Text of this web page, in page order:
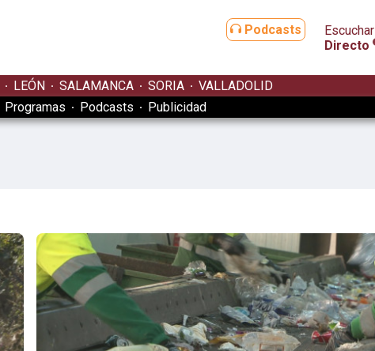
Podcasts
Escuchar
Directo
LEÓN SALAMANCA SORIA
VALLADOLID
Programas Podcasts Publicidad